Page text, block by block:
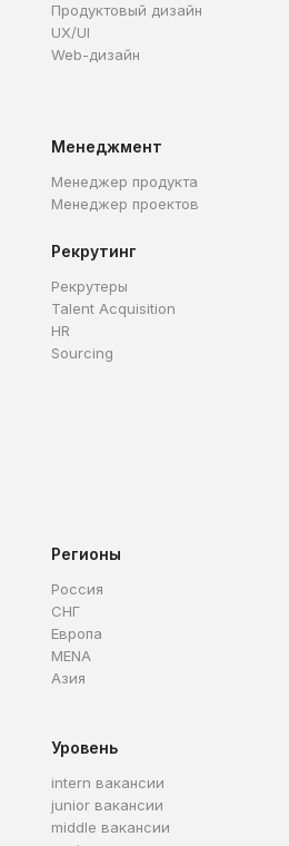
Продуктовый дизайн
UX/UI
Web-дизайн
Менеджмент
Менеджер продукта
Менеджер проектов
Рекрутинг
Рекрутеры
Talent Acquisition
HR
Sourcing
Регионы
Россия
СНГ
Европа
MENA
Азия
Уровень
intern вакансии
junior вакансии
middle вакансии